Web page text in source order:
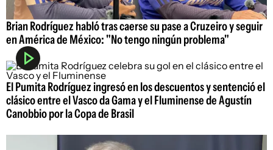
Brian Rodríguez habló tras caerse su pase a Cruzeiro y seguir
en América de México: "No tengo ningún problema"
El Pumita Rodríguez ingresó en los descuentos y sentenció el
clásico entre el Vasco da Gama y el Fluminense de Agustín
Canobbio por la Copa de Brasil